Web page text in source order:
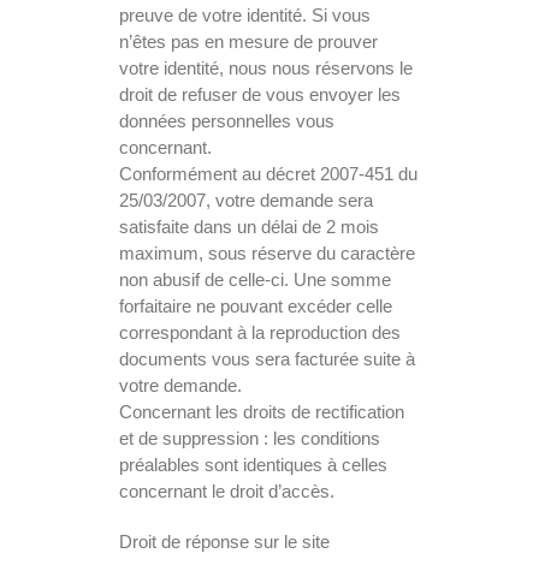
preuve de votre identité. Si vous
n’êtes pas en mesure de prouver
votre identité, nous nous réservons le
droit de refuser de vous envoyer les
données personnelles vous
concernant.
Conformément au décret 2007-451 du
25/03/2007, votre demande sera
satisfaite dans un délai de 2 mois
maximum, sous réserve du caractère
non abusif de celle-ci. Une somme
forfaitaire ne pouvant excéder celle
correspondant à la reproduction des
documents vous sera facturée suite à
votre demande.
Concernant les droits de rectification
et de suppression : les conditions
préalables sont identiques à celles
concernant le droit d’accès.
Droit de réponse sur le site